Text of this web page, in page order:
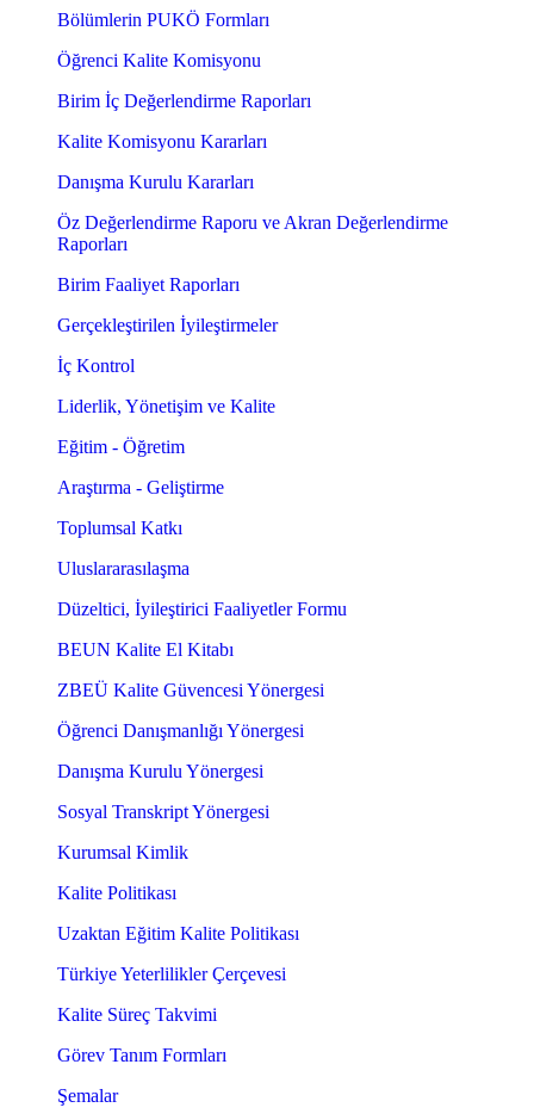
Bölümlerin PUKÖ Formları
Öğrenci Kalite Komisyonu
Birim İç Değerlendirme Raporları
Kalite Komisyonu Kararları
Danışma Kurulu Kararları
Öz Değerlendirme Raporu ve Akran Değerlendirme
Raporları
Birim Faaliyet Raporları
Gerçekleştirilen İyileştirmeler
İç Kontrol
Liderlik, Yönetişim ve Kalite
Eğitim - Öğretim
Araştırma - Geliştirme
Toplumsal Katkı
Uluslararasılaşma
Düzeltici, İyileştirici Faaliyetler Formu
BEUN Kalite El Kitabı
ZBEÜ Kalite Güvencesi Yönergesi
Öğrenci Danışmanlığı Yönergesi
Danışma Kurulu Yönergesi
Sosyal Transkript Yönergesi
Kurumsal Kimlik
Kalite Politikası
Uzaktan Eğitim Kalite Politikası
Türkiye Yeterlilikler Çerçevesi
Kalite Süreç Takvimi
Görev Tanım Formları
Şemalar